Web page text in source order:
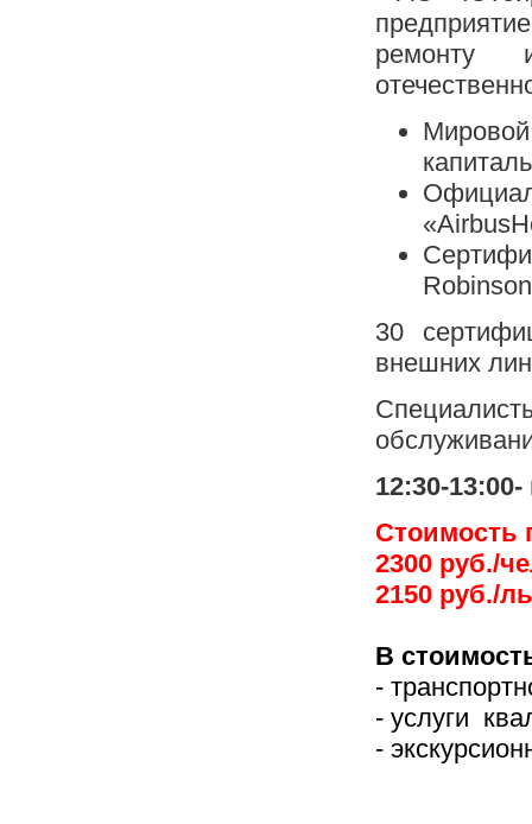
ремонту
30
внешних
12:30-13:00-
Стоимость
2300 руб./
2150 руб./
В
-
- услуги
-